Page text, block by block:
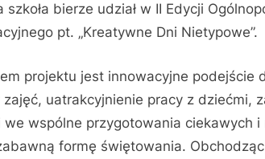
szkoła bierze udział w II Edycji
pt. „Kreatywne Dni Nietypowe”.
projektu jest innowacyjne podejście
zajęć, uatrakcyjnienie pracy z dziećmi,
we wspólne przygotowania ciekawych
formę świętowania.